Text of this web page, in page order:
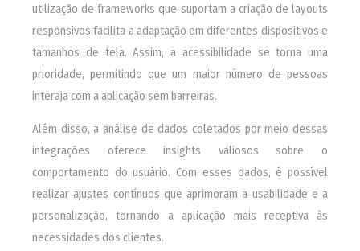
utilização de frameworks que suportam a criação de layouts
responsivos facilita a adaptação em diferentes dispositivos e
tamanhos de tela. Assim, a acessibilidade se torna uma
prioridade, permitindo que um maior número de pessoas
interaja com a aplicação sem barreiras.
Além disso, a análise de dados coletados por meio dessas
integrações oferece insights valiosos sobre o
comportamento do usuário. Com esses dados, é possível
realizar ajustes contínuos que aprimoram a usabilidade e a
personalização, tornando a aplicação mais receptiva às
necessidades dos clientes.